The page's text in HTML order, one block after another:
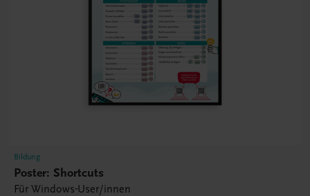
Bildung
Poster: Shortcuts
Für Windows-User/innen